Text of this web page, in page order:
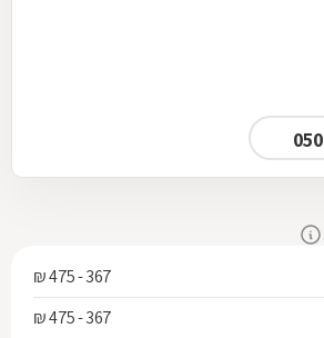
367 - 475 ₪
367 - 475 ₪